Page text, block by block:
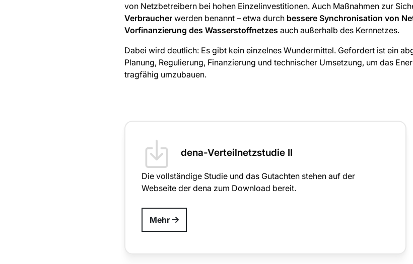
von Netzbetreibern bei hohen Einzelinvestitionen. Auch Maßnahmen zur
Verbraucher werden benannt – etwa durch bessere Synchronisation von
Vorfinanzierung des Wasserstoffnetzes auch außerhalb des Kernnetzes.
Dabei wird deutlich: Es gibt kein einzelnes Wundermittel. Gefordert ist ein
Planung, Regulierung, Finanzierung und technischer Umsetzung, um das
tragfähig umzubauen.
dena-Verteilnetzstudie II
Die vollständige Studie und das Gutachten stehen auf der
Webseite der dena zum Download bereit.
Mehr